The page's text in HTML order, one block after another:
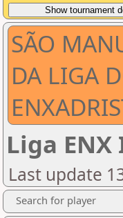
SÃO
DA LIGA
Liga ENX
Last update
Search for player